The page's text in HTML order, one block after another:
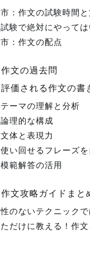
：作文の試験時間
験で絶対にやっては
：作文の配点
文の過去問
価される作文の書
ーマの理解と分析
理的な構成
体と表現力
い回せるフレーズを
範解答の活用
文攻略ガイドまと
のないテクニック
だけに教える！作